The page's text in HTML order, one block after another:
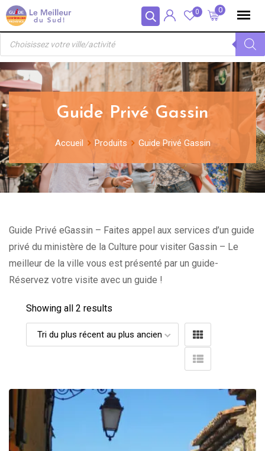
Panneau de gestion des cookies
Skip
to
content
0
0
Recherche
produits
Guide Privé Gassin
Accueil Produits Guide Privé Gassin
Guide Privé eGassin – Faites appel aux services d’un guide
privé du ministère de la Culture pour visiter Gassin – Le
meilleur de la ville vous est présenté par un guide-
Réservez votre visite avec un guide !
Showing all 2 results